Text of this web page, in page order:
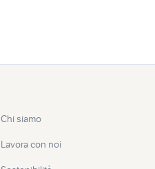
Chi siamo
Lavora con noi